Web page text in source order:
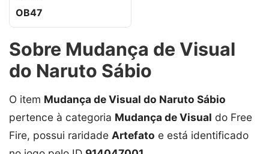
OB47
Sobre Mudança de Visual
do Naruto Sábio
O item Mudança de Visual do Naruto Sábio
pertence à categoria Mudança de Visual do Free
Fire, possui raridade Artefato e está identificado